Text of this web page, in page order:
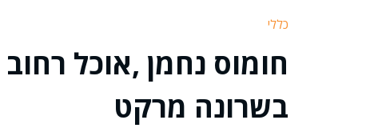
כללי
חומוס נחמן ,אוכל
בשרונה מרקט